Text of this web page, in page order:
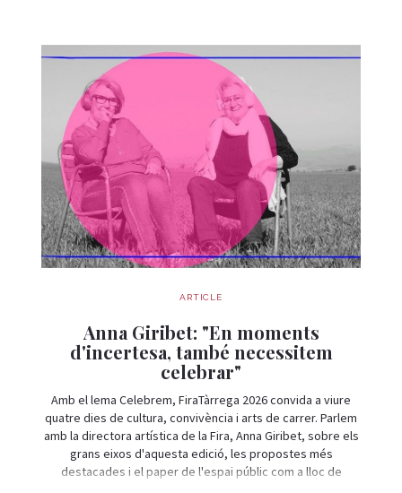
ARTICLE
Anna Giribet: "En moments
d'incertesa, també necessitem
celebrar"
Amb el lema Celebrem, FiraTàrrega 2026 convida a viure
quatre dies de cultura, convivència i arts de carrer. Parlem
amb la directora artística de la Fira, Anna Giribet, sobre els
grans eixos d'aquesta edició, les propostes més
destacades i el paper de l'espai públic com a lloc de